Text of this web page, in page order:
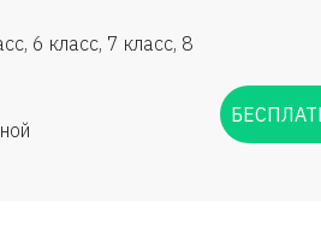
6 класс, 7 класс, 8